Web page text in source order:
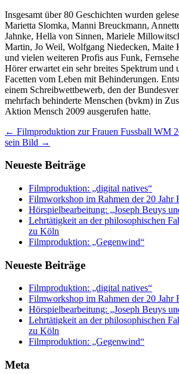
Insgesamt über 80 Geschichten wurden
Marietta Slomka, Manni Breuckmann,
Jahnke, Hella von Sinnen, Mariele
Martin, Jo Weil, Wolfgang Niedecken, Maite
und vielen weiteren Profis aus Funk,
Hörer erwartet ein sehr breites Spektrum und
Facetten vom Leben mit Behinderungen.
einem Schreibwettbewerb, den der
mehrfach behinderte Menschen (bvkm) in
Aktion Mensch 2009 ausgerufen hatte.
Beitragsnavigation
← Filmproduktion zur Frauen Fussball WM
sein Bild →
Neueste Beiträge
Filmproduktion: „digital natives“
Filmworkshop im Rahmen der 20 Jahr
Hörspielbearbeitung: „Joseph Beuys
Lehrtätigkeit an der philosophischen
zu Köln
Filmproduktion: „Gegenwind“
Neueste Beiträge
Filmproduktion: „digital natives“
Filmworkshop im Rahmen der 20 Jahr
Hörspielbearbeitung: „Joseph Beuys
Lehrtätigkeit an der philosophischen
zu Köln
Filmproduktion: „Gegenwind“
Meta